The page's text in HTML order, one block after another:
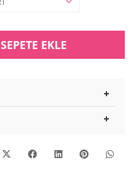
SEPETE EKLE